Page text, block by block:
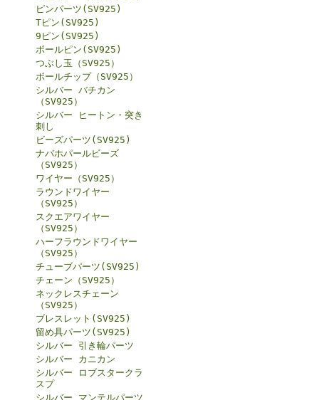
ピンパーツ(SV925)
Tピン(SV925)
9ピン(SV925)
ボールピン(SV925)
つぶし玉（SV925）
ボールチップ（SV925）
シルバー バチカン
（SV925）
シルバー ヒートン・突き
刺し
ビーズパーツ(SV925)
ナバホパールビーズ
（SV925）
ワイヤー（SV925）
ラウンドワイヤー
（SV925）
スクエアワイヤー
（SV925）
ハーフラウンドワイヤー
（SV925）
チューブパーツ(SV925)
チェーン（SV925）
ネックレスチェーン
（SV925）
ブレスレット(SV925)
留め具パーツ(SV925)
シルバー 引き輪パーツ
シルバー カニカン
シルバー ロブスタークラ
スプ
シルバー マンテルパーツ